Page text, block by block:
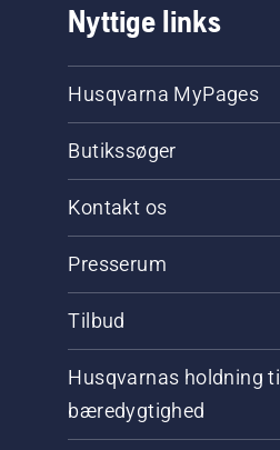
Nyttige links
Husqvarna MyPages
Butikssøger
Kontakt os
Presserum
Tilbud
Husqvarnas holdning til
bæredygtighed